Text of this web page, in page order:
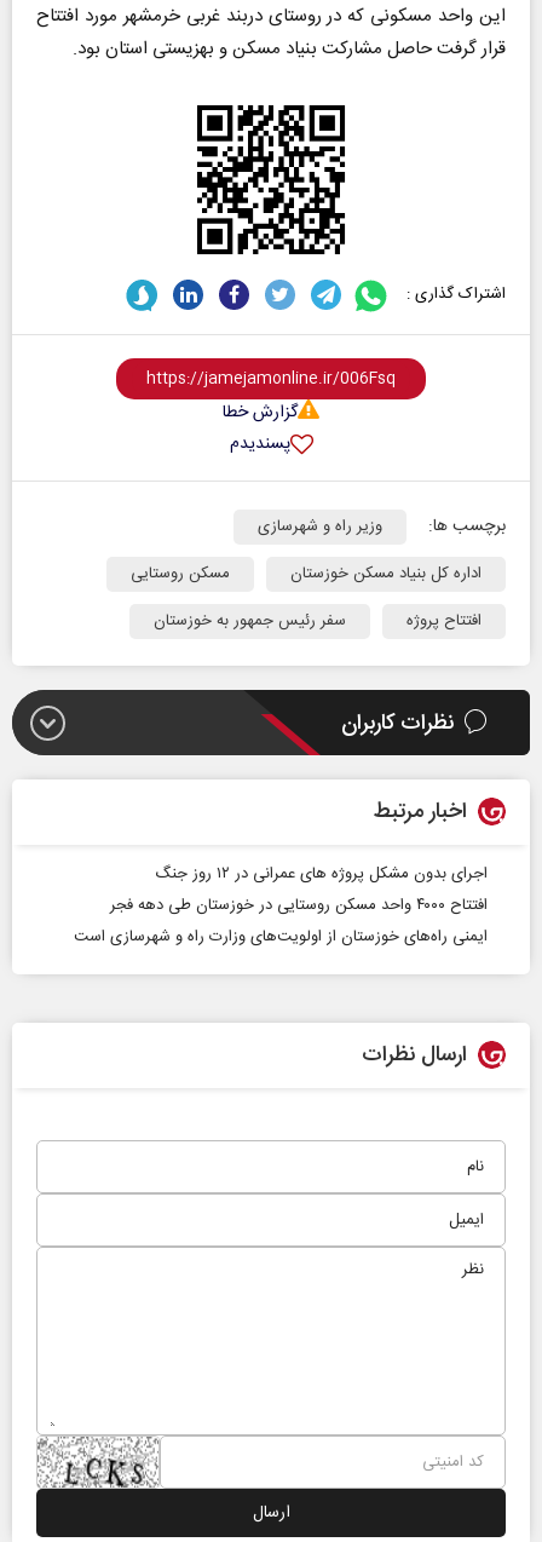
این واحد مسکونی که در روستای دربند غربی خرمشهر مورد افتتاح
قرار گرفت حاصل مشارکت بنیاد مسکن و بهزیستی استان بود.
اشتراک گذاری :
گزارش خطا
پسندیدم
برچسب ها:
وزیر راه و شهرسازی
اداره کل بنیاد مسکن خوزستان
مسکن روستایی
افتتاح پروژه
سفر رئیس جمهور به خوزستان
نظرات کاربران
اخبار مرتبط
اجرای بدون مشکل پروژه های عمرانی در ۱۲ روز جنگ
افتتاح ۴۰۰۰ واحد مسکن روستایی در خوزستان طی دهه فجر
ایمنی راه‌های خوزستان از اولویت‌های وزارت راه و شهرسازی است
ارسال نظرات